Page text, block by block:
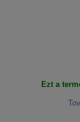
Ezt a